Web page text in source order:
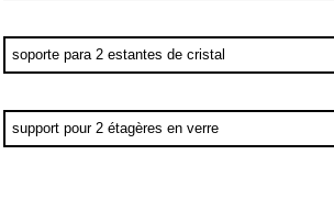
soporte para 2 estantes de cristal
support pour 2 étagères en verre